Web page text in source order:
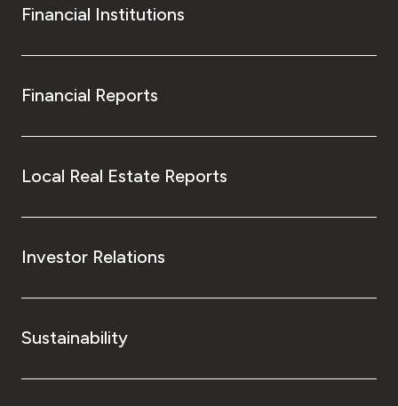
Financial Institutions
Financial Reports
Local Real Estate Reports
Investor Relations
Sustainability